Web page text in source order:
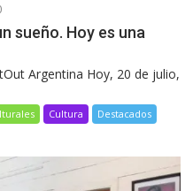
sueño. Hoy es una
Argentina Hoy, 20 de julio,
Cultura
Destacados